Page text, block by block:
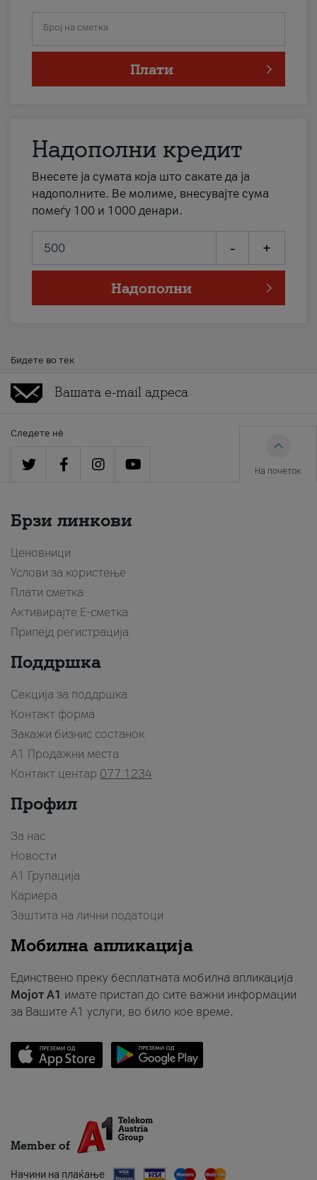
Број на сметка
Плати
Надополни кредит
Внесете ја сумата која што сакате да ја
надополните. Ве молиме, внесувајте сума
помеѓу 100 и 1000 денари.
- +
Надополни
Бидете во тек
Следете нè
На почеток
Брзи линкови
Ценовници
Услови за користење
Плати сметка
Активирајте Е-сметка
Припејд регистрација
Поддршка
Секција за поддршка
Контакт форма
Закажи бизнис состанок
A1 Продажни места
Контакт центар 077 1234
Профил
За нас
Новости
А1 Групација
Кариера
Заштита на лични податоци
Мобилна апликација
Единствено преку бесплатната мобилна апликација
Мојот A1 имате пристап до сите важни информации
за Вашите A1 услуги, во било кое време.
Member of
Начини на плаќање